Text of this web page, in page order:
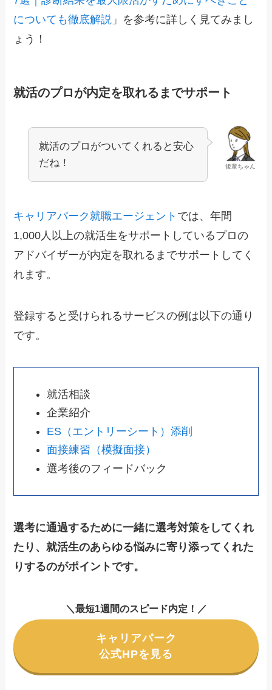
についても徹底解説 」を参考に詳しく見てみまし
ょう！
就活のプロが内定を取れるまでサポート
後輩ちゃん
就活のプロがついてくれると安心
だね！
キャリアパーク就職エージェント では、年間
1,000人以上の就活生をサポートしているプロの
アドバイザーが内定を取れるまでサポートしてく
れます。
登録すると受けられるサービスの例は以下の通り
です。
就活相談
企業紹介
ES（エントリーシート）添削
面接練習（模擬面接）
選考後のフィードバック
選考に通過するために一緒に選考対策をしてくれ
たり、就活生のあらゆる悩みに寄り添ってくれた
りするのがポイントです。
＼ 最短1週間のスピード内定！ ／
キャリアパーク
公式HPを見る